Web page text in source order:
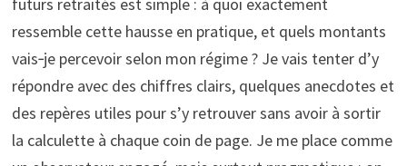
ressemble cette hausse en pratique, et quels montants
vais‑je percevoir selon mon régime ? Je vais tenter d’y
répondre avec des chiffres clairs, quelques anecdotes et
des repères utiles pour s’y retrouver sans avoir à sortir
la calculette à chaque coin de page. Je me place comme